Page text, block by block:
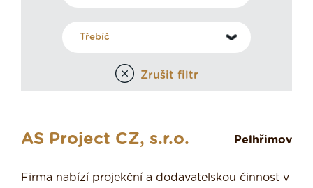
Zrušit filtr
AS Project CZ, s.r.o. Pelhřimov
Firma nabízí projekční a dodavatelskou činnost v